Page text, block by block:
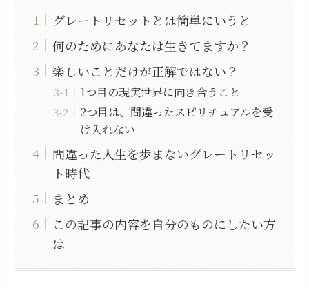
グレートリセットとは簡単にいうと
何のためにあなたは生きてますか？
楽しいことだけが正解ではない？
1つ目の現実世界に向き合うこと
2つ目は、間違ったスピリチュアルを受
け入れない
間違った人生を歩まないグレートリセッ
ト時代
まとめ
この記事の内容を自分のものにしたい方
は